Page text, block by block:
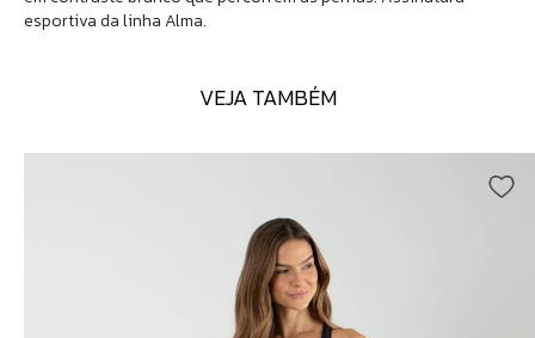
esportiva da linha Alma.
VEJA TAMBÉM